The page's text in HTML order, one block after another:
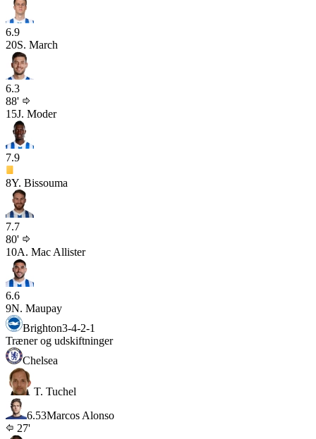
6.9
20S. March
6.3
88'
15J. Moder
7.9
8Y. Bissouma
7.7
80'
10A. Mac Allister
6.6
9N. Maupay
Brighton3-4-2-1
Træner og udskiftninger
Chelsea
T. Tuchel
6.53Marcos Alonso
27'